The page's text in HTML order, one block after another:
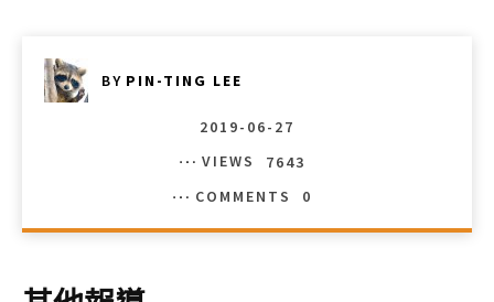
BY PIN-TING LEE
2019-06-27
VIEWS
7643
COMMENTS
0